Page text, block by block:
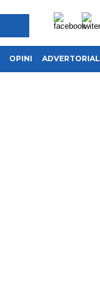
OPINI ADVERTORIAL